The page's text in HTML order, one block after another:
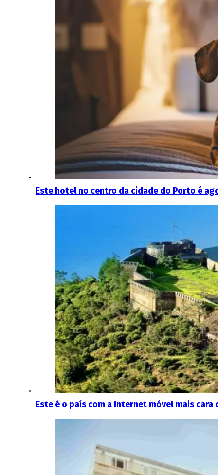
Este hotel no centro da cidade do Porto é
Este é o país com a Internet móvel mais cara